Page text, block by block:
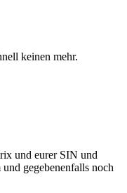
keinen mehr.
und eurer SIN und
gegebenenfalls noch